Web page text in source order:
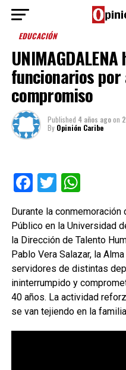
EDUCACIÓN
funcionarios
compromiso
Published 4 años agoon
By Opinión Caribe
Facebook
Twitter
Durante la
Público en la Universidad
la Dirección de Talento
Pablo Vera Salazar, la
servidores de distintas
ininterrumpido y
40 años. La actividad
se van tejiendo en la